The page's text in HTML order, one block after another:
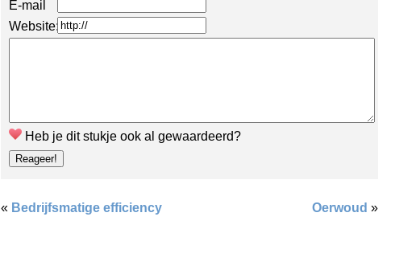
E-mail
Website:
Heb je dit stukje ook al gewaardeerd?
« Bedrijfsmatige efficiency Oerwoud »